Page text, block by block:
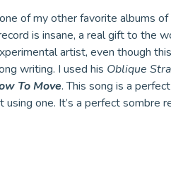
of my other favorite albums of
is insane, a real gift to the
artist, even though
writing. I used his Oblique
To Move. This song is a
one. It’s a perfect sombre